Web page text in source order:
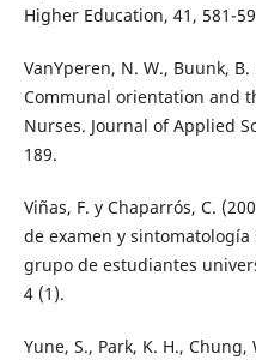
Higher Education, 41, 581-
VanYperen, N. W., Buunk,
Communal orientation and
Nurses. Journal of Applied
189.
Viñas, F. y Chaparrós, C.
de examen y
grupo de estudiantes
4 (1).
Yune, S., Park, K. H.,